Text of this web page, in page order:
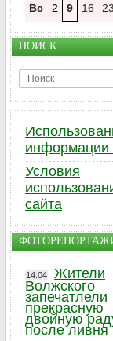
Вс 2 9 16 23
ПОИСК
информации
Условия
сайта
14.04
Жители
Волжского
запечатлели
прекрасную
двойную
после ливня